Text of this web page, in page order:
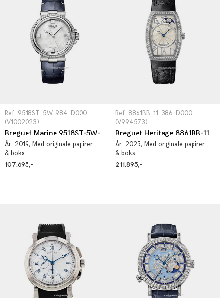
Ref: 9518ST-5W-984-D000
(V1002023)
Breguet Marine 9518ST-5W-984-D000
År: 2019, Med originale papirer
& boks
107.695,-
Ref: 8861BB-11-386-D000
(V994573)
Breguet Heritage 8861BB-11-386-D000
År: 2025, Med originale papirer
& boks
211.895,-